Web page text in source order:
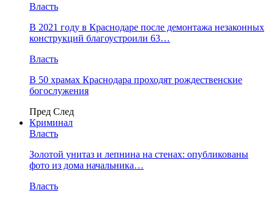
Власть
В 2021 году в Краснодаре после демонтажа незаконных
конструкций благоустроили 63…
Власть
В 50 храмах Краснодара проходят рождественские
богослужения
Пред След
Криминал
Власть
​Золотой унитаз и лепнина на стенах: опубликованы
фото из дома начальника…
Власть